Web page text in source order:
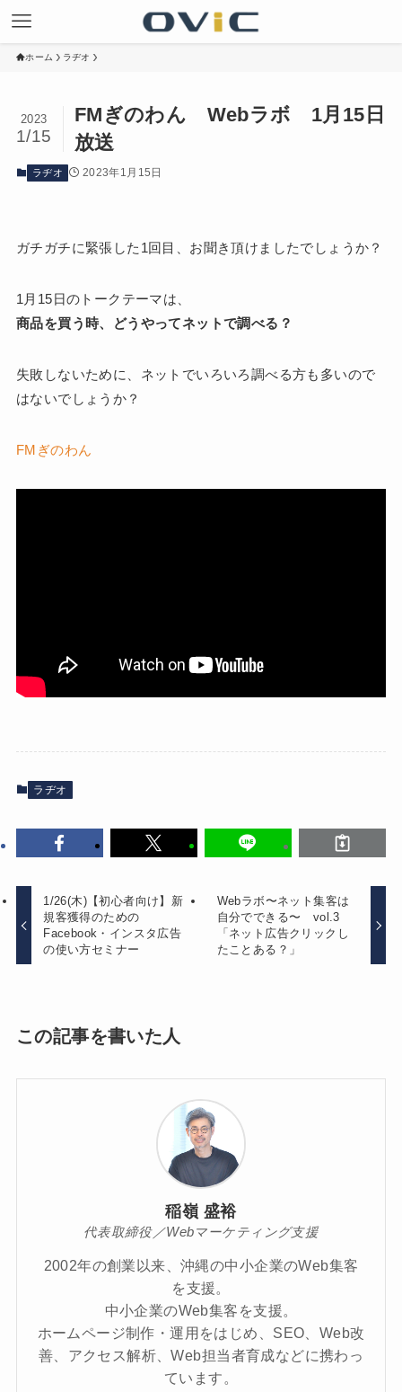
ホーム ラヂオ
FMぎのわん Webラボ 1月15日
放送
2023
1/15
ラヂオ 2023年1月15日
ガチガチに緊張した1回目、お聞き頂けましたでしょうか？
1月15日のトークテーマは、
商品を買う時、どうやってネットで調べる？
失敗しないために、ネットでいろいろ調べる方も多いので
はないでしょうか？
FMぎのわん
ラヂオ
1/26(木)【初心者向け】新
規客獲得のための
Facebook・インスタ広告
の使い方セミナー
Webラボ〜ネット集客は
自分でできる〜 vol.3
「ネット広告クリックし
たことある？」
この記事を書いた人
稲嶺 盛裕
代表取締役／Webマーケティング支援
2002年の創業以来、沖縄の中小企業のWeb集客
を支援。
中小企業のWeb集客を支援。
ホームページ制作・運用をはじめ、SEO、Web改
善、アクセス解析、Web担当者育成などに携わっ
ています。